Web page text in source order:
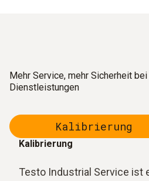
Mehr Service, mehr Sicherheit
Dienstleistungen
Kalibrierung
Kalibrierung
Testo Industrial Service ist